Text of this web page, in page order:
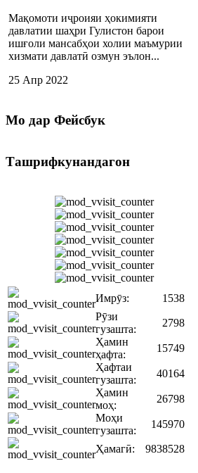
Мақомоти иҷроияи ҳокимияти
давлатии шаҳри Гулистон барои
ишғоли мансабҳои холии маъмурии
хизмати давлатӣ озмун эълон...
25 Апр 2022
Мо дар Фейсбук
Ташрифкунандагон
Имрӯз:
1538
Рӯзи
гузашта:
2798
Ҳамин
ҳафта:
15749
Ҳафтаи
гузашта:
40164
Ҳамин
моҳ:
26798
Моҳи
гузашта:
145970
Ҳамагӣ: 9838528